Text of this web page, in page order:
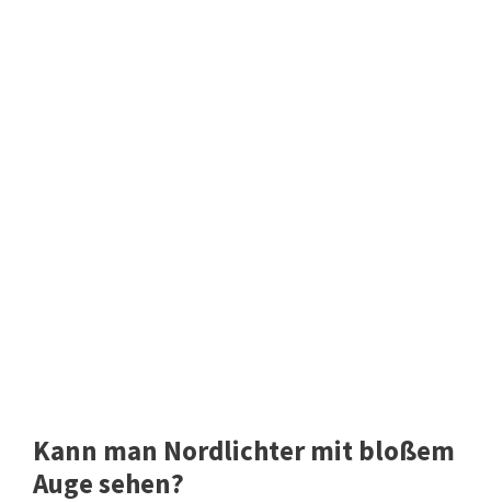
Kann man Nordlichter mit bloßem
Auge sehen?